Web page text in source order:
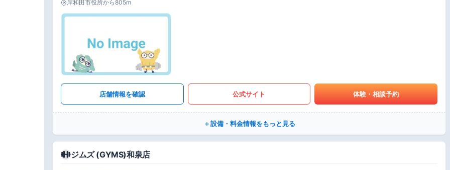
岸和田市役所から805m
店舗情報を確認 公式サイト 体験・相談予約
設備・料金情報をもっと見る
ジムズ (GYMS)和泉店